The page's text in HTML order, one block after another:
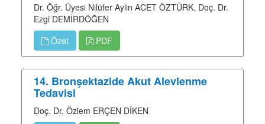
Dr. Öğr. Üyesi Nilüfer Aylin ACET ÖZTÜRK, Doç. Dr.
Ezgi DEMİRDÖĞEN
Özet
PDF
14. Bronşektazide Akut Alevlenme
Tedavisi
Doç. Dr. Özlem ERÇEN DİKEN